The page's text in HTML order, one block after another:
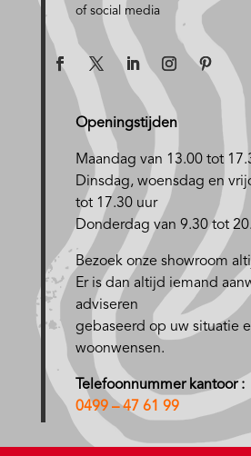
of social media
Openingstijden
Maandag van 13.00 tot
Dinsdag, woensdag en
tot 17.30 uur
Donderdag van 9.30 tot
Bezoek onze showroom
Er is dan altijd iemand
adviseren
gebaseerd op uw situatie
woonwensen.
Telefoonnummer kantoor :
0499 – 47 61 99